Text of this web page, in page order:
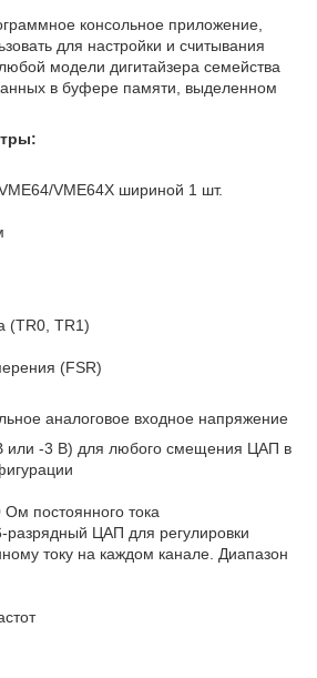
консольное приложение,
для настройки и считывания
модели дигитайзера семейства
в буфере памяти, выделенном
VME64X шириной 1 шт.
(TR0, TR1)
(FSR)
аналоговое входное напряжение
или -3 В) для любого смещения ЦАП в
постоянного тока
ЦАП для регулировки
току на каждом канале. Диапазон